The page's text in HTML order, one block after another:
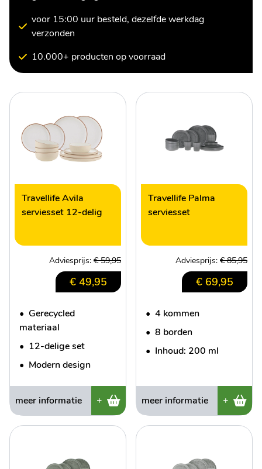
voor 15:00 uur besteld, dezelfde werkdag
verzonden
10.000+ producten op voorraad
Travellife Avila
serviesset 12-delig
Adviesprijs: € 59,95
€ 49,95
• Gerecycled
materiaal
• 12-delige set
• Modern design
meer informatie +
Travellife Palma
serviesset
Adviesprijs: € 85,95
€ 69,95
• 4 kommen
• 8 borden
• Inhoud: 200 ml
meer informatie +